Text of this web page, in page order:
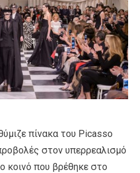
πίνακα του Picasso
στον υπερρεαλισμό
κοινό που βρέθηκε στο